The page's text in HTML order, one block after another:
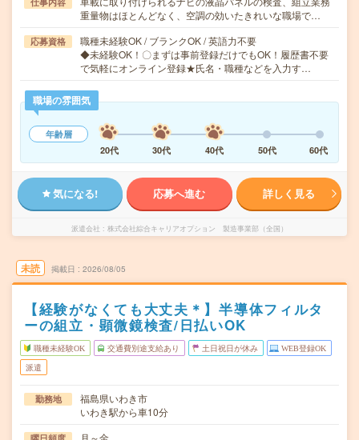
重量物はほとんどなく、空調の効いたきれいな職場で…
応募資格
職種未経験OK / ブランクOK / 英語力不要
◆未経験OK！〇まずは事前登録だけでもOK！履歴書不要
で気軽にオンライン登録★氏名・職種などを入力す…
職場の雰囲気
年齢層
20代
30代 40代 50代 60代
気になる! 応募へ進む 詳しく見る
派遣会社 株式会社綜合キャリアオプション 製造事業部（全国）
未読 掲載日 2026/08/05
【経験がなくても大丈夫＊】半導体フィルタ
ーの組立・顕微鏡検査/日払いOK
職種未経験OK 交通費別途支給あり 土日祝日が休み WEB登録OK
派遣
勤務地
福島県いわき市
いわき駅から車10分
月～金